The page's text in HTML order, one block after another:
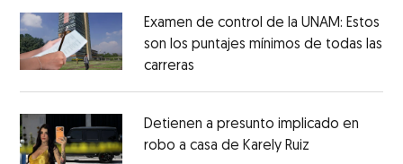
Examen de control de la UNAM: Estos
son los puntajes mínimos de todas las
carreras
Detienen a presunto implicado en
robo a casa de Karely Ruiz